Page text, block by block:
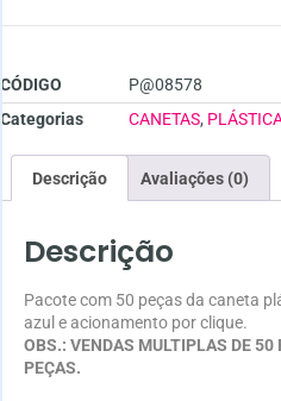
CÓDIGO
P@08578
Categorias
CANETAS,
Descrição Avaliações (0)
Descrição
Pacote com 50 peças da caneta
azul e acionamento por clique.
OBS.: VENDAS MULTIPLAS DE 50
PEÇAS.